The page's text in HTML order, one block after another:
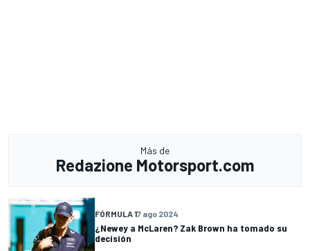
Más de
Redazione Motorsport.com
FÓRMULA 17 ago 2024
¿Newey a McLaren? Zak Brown ha tomado su
decisión